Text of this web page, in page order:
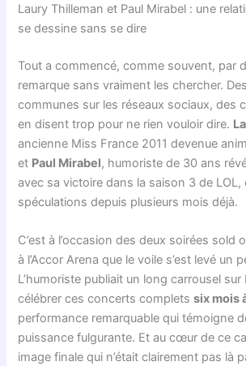
Laury Thilleman et Paul Mirabel : une
se dessine sans se dire
Tout a commencé, comme souvent, par
remarque sans vraiment les chercher.
communes sur les réseaux sociaux, des
en disent trop pour ne rien vouloir dire.
ancienne Miss France 2011 devenue
et Paul Mirabel, humoriste de 30 ans
avec sa victoire dans la saison 3 de LOL,
spéculations depuis plusieurs mois déjà.
C’est à l’occasion des deux soirées sold
à l’Accor Arena que le voile s’est levé un
L’humoriste publiait un long carrousel
célébrer ces concerts completssix mois
performance remarquable qui témoigne
puissance fulgurante. Et au cœur de ce
image finale qui n’était clairement pas là